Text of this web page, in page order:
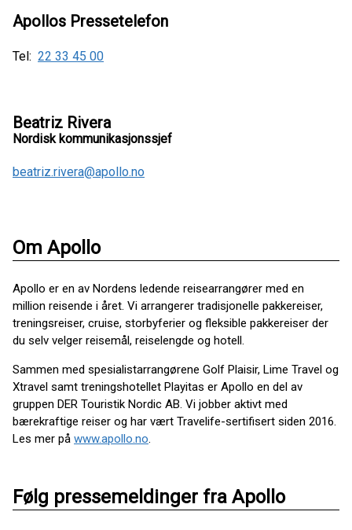
Apollos Pressetelefon
Tel: 22 33 45 00
Beatriz Rivera
Nordisk kommunikasjonssjef
beatriz.rivera@apollo.no
Om Apollo
Apollo er en av Nordens ledende reisearrangører med en
million reisende i året. Vi arrangerer tradisjonelle pakkereiser,
treningsreiser, cruise, storbyferier og fleksible pakkereiser der
du selv velger reisemål, reiselengde og hotell.
Sammen med spesialistarrangørene Golf Plaisir, Lime Travel og
Xtravel samt treningshotellet Playitas er Apollo en del av
gruppen DER Touristik Nordic AB. Vi jobber aktivt med
bærekraftige reiser og har vært Travelife-sertifisert siden 2016.
Les mer på www.apollo.no.
Følg pressemeldinger fra Apollo